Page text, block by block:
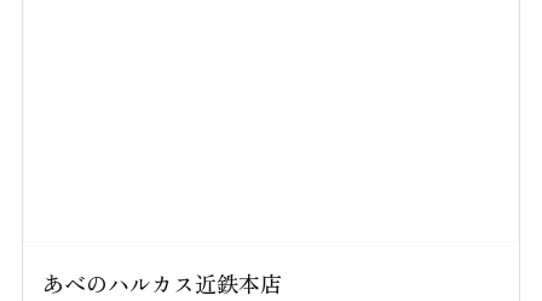
あべのハルカス近鉄本店